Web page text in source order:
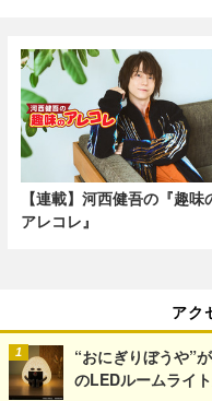
【連載】河西健吾の『趣味
アレコレ』
アク
“おにぎりぼうや”
のLEDルームライ